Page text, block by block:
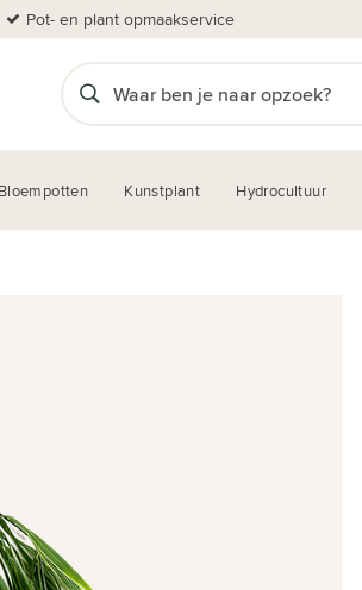
Pot- en plant opmaakservice
Bloempotten Kunstplant Hydrocultuur